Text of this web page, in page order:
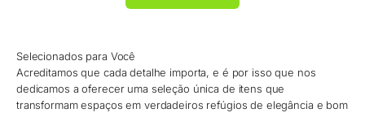
Selecionados para Você
Acreditamos que cada detalhe importa, e é por isso que nos
dedicamos a oferecer uma seleção única de itens que
transformam espaços em verdadeiros refúgios de elegância e bom